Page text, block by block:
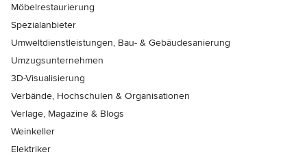
Möbelrestaurierung
Spezialanbieter
Umweltdienstleistungen, Bau- & Gebäudesanierung
Umzugsunternehmen
3D-Visualisierung
Verbände, Hochschulen & Organisationen
Verlage, Magazine & Blogs
Weinkeller
Elektriker